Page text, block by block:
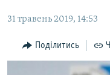
Перейти
пошуку
ПОГЛЯД
ІНТЕРВ'Ю
31 травень 2019, 14:53
Поділитись